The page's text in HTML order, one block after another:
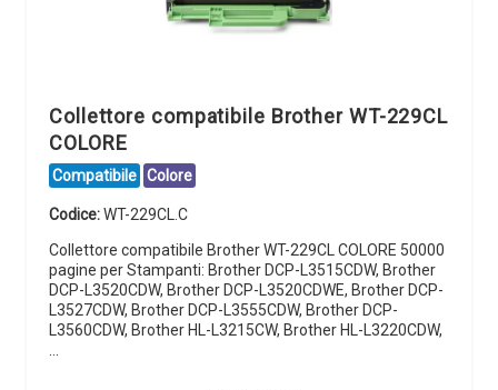
Collettore compatibile Brother WT-229CL
COLORE
Compatibile Colore
Codice:WT-229CL.C
Collettore compatibile Brother WT-229CL COLORE 50000
pagine per Stampanti: Brother DCP-L3515CDW, Brother
DCP-L3520CDW, Brother DCP-L3520CDWE, Brother DCP-
L3527CDW, Brother DCP-L3555CDW, Brother DCP-
L3560CDW, Brother HL-L3215CW, Brother HL-L3220CDW,